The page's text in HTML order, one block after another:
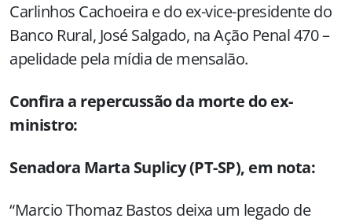
Carlinhos Cachoeira e do ex-vice-presidente do
Banco Rural, José Salgado, na Ação Penal 470 –
apelidade pela mídia de mensalão.
Confira a repercussão da morte do ex-
ministro:
Senadora Marta Suplicy (PT-SP), em nota:
“Marcio Thomaz Bastos deixa um legado de